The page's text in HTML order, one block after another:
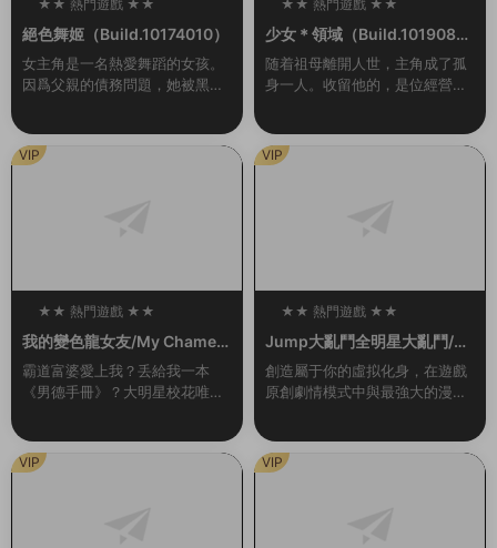
★★ 熱門遊戲 ★★
100
絕色舞姬（Build.10174010）
女主角是一名熱愛舞蹈的女孩。
因爲父親的債務問題，她被黑幫
防止她逃跑，有時邪惡的黑幫頭
目會将她用繩索捆綁起來。玩家
需要通過鍵盤幫助她完...
★★ 熱門遊戲 ★★
100
少女＊領域（Build.1019084
6-1.0.2）
随着祖母離開人世，主角成了孤
身一人。收留他的，是位經營着
他，隻能穿上女生制服，住進女
生宿舍。但是，與他共同生活的
大小姐們，是一群很...
★★ 熱門遊戲 ★★
我的變色龍女友/My Chamele
on Girlfriend（Build.102136
55-1.0）
霸道富婆愛上我？丢給我一本
《男德手冊》？大明星校花唯獨
其實愛我的美少女（白富美）背
後都有不爲人知的秘密…...
VIP
★★ 熱門遊戲 ★★
100
Jump大亂鬥全明星大亂鬥/U
MP FORCE（v3.02終極版）
創造屬于你的虛拟化身，在遊戲
原創劇情模式中與最強大的漫畫
玩法。 名稱: JUMP FORCE類
型: 動作...
VIP
VIP VIP